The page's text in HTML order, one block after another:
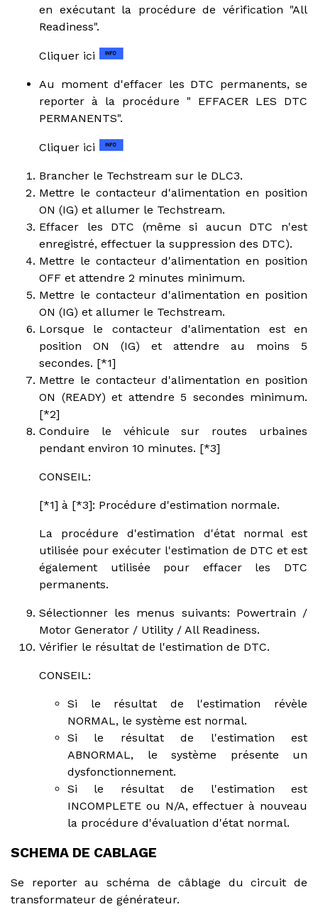
en exécutant la procédure de vérification "All
Readiness".
Cliquer ici
Au moment d'effacer les DTC permanents, se
reporter à la procédure " EFFACER LES DTC
PERMANENTS".
Cliquer ici
Brancher le Techstream sur le DLC3.
Mettre le contacteur d'alimentation en position
ON (IG) et allumer le Techstream.
Effacer les DTC (même si aucun DTC n'est
enregistré, effectuer la suppression des DTC).
Mettre le contacteur d'alimentation en position
OFF et attendre 2 minutes minimum.
Mettre le contacteur d'alimentation en position
ON (IG) et allumer le Techstream.
Lorsque le contacteur d'alimentation est en
position ON (IG) et attendre au moins 5
secondes. [*1]
Mettre le contacteur d'alimentation en position
ON (READY) et attendre 5 secondes minimum.
[*2]
Conduire le véhicule sur routes urbaines
pendant environ 10 minutes. [*3]
CONSEIL:
[*1] à [*3]: Procédure d'estimation normale.
La procédure d'estimation d'état normal est
utilisée pour exécuter l'estimation de DTC et est
également utilisée pour effacer les DTC
permanents.
Sélectionner les menus suivants: Powertrain /
Motor Generator / Utility / All Readiness.
Vérifier le résultat de l'estimation de DTC.
CONSEIL:
Si le résultat de l'estimation révèle
NORMAL, le système est normal.
Si le résultat de l'estimation est
ABNORMAL, le système présente un
dysfonctionnement.
Si le résultat de l'estimation est
INCOMPLETE ou N/A, effectuer à nouveau
la procédure d'évaluation d'état normal.
SCHEMA DE CABLAGE
Se reporter au schéma de câblage du circuit de
transformateur de générateur.